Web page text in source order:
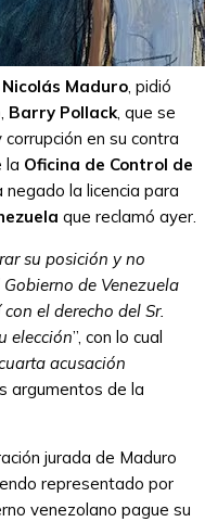
Nicolás Maduro, pidió
Barry Pollack, que se
en su contra
la Oficina de Control de
negado la licencia para
que reclamó ayer.
su posición y no
de Venezuela
el derecho del Sr.
elección”, con lo cual
acusación
argumentos de la
jurada de Maduro
representado por
venezolano pague su